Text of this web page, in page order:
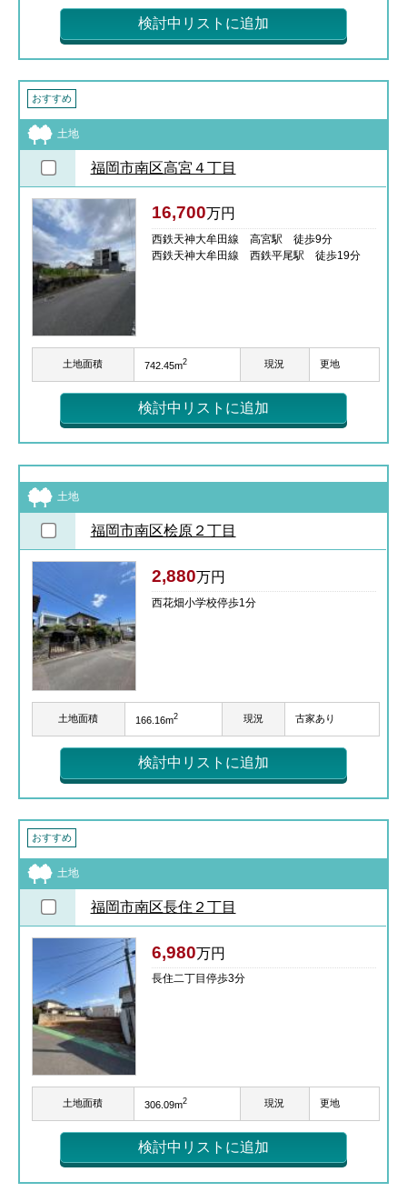
検討中リストに追加
おすすめ
土地
福岡市南区高宮４丁目
16,700万円
西鉄天神大牟田線 高宮駅 徒歩9分
西鉄天神大牟田線 西鉄平尾駅 徒歩19分
土地面積 742.45m2 現況 更地
検討中リストに追加
土地
福岡市南区桧原２丁目
2,880万円
西花畑小学校停歩1分
土地面積 166.16m2 現況 古家あり
検討中リストに追加
おすすめ
土地
福岡市南区長住２丁目
6,980万円
長住二丁目停歩3分
土地面積 306.09m2 現況 更地
検討中リストに追加